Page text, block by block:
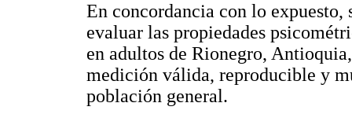
En concordancia con lo
evaluar las propiedades
en adultos de Rionegro,
medición válida, reproducible y
población general.